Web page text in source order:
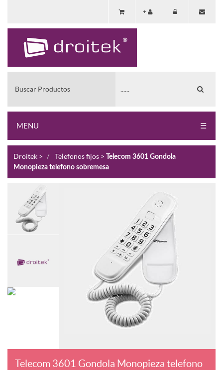
+
Buscar Productos
MENU ☰
Droitek > Telefonos fijos >
Telecom 3601 Gondola
Monopieza telefono sobremesa
Telecom 3601 Gondola Monopieza telefono